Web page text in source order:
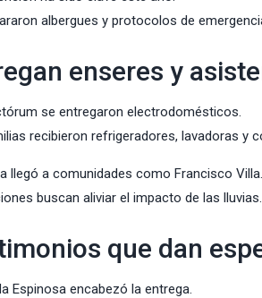
albergues y protocolos de
enseres y
se entregaron electrodomésticos.
recibieron refrigeradores, lavadoras y
llegó a comunidades como Francisco Villa.
buscan aliviar el impacto de las lluvias.
que dan
Espinosa encabezó la entrega.